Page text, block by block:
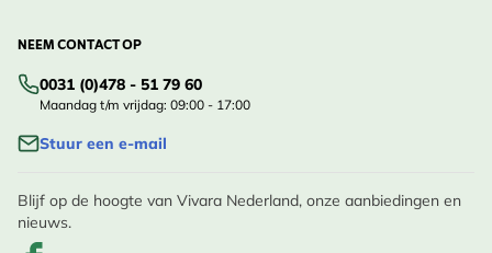
NEEM CONTACT OP
0031 (0)478 - 51 79 60
Maandag t/m vrijdag: 09:00 - 17:00
Stuur een e-mail
Blijf op de hoogte van Vivara Nederland, onze aanbiedingen en
nieuws.